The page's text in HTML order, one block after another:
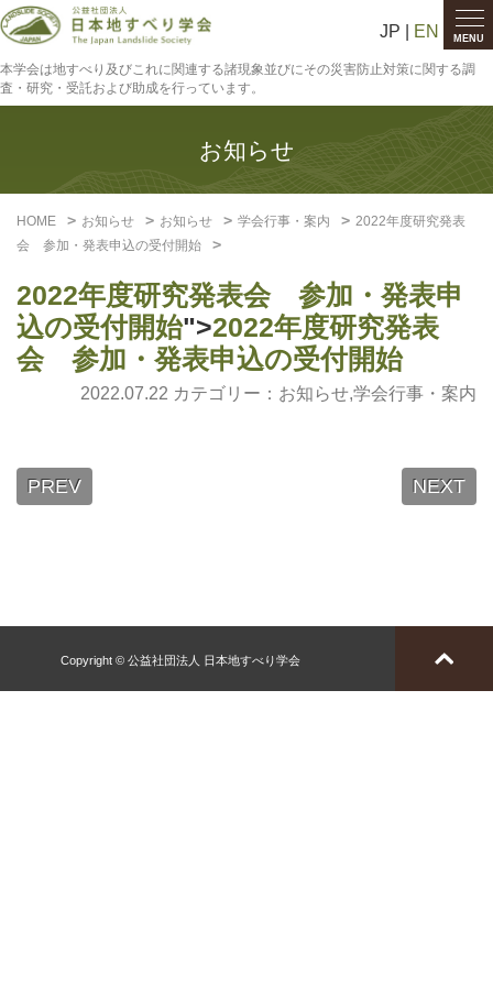
MENU
JP | EN
本学会は地すべり及びこれに関連する諸現象並びにその災害防止対策に関する調
査・研究・受託および助成を行っています。
お知らせ
HOME お知らせ お知らせ 学会行事・案内
2022年度研究発表
会 参加・発表申込の受付開始
2022年度研究発表会 参加・発表申
込の受付開始">2022年度研究発表
会 参加・発表申込の受付開始
2022.07.22 カテゴリー： お知らせ,学会行事・案内
PREV NEXT
Copyright © 公益社団法人 日本地すべり学会